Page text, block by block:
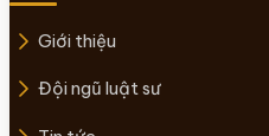
Giới thiệu
Đội ngũ luật sư